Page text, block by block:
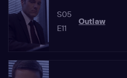
S05
E11
Outlaw